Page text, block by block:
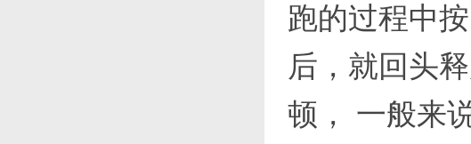
跑的过程中
后，就回头
顿， 一般来